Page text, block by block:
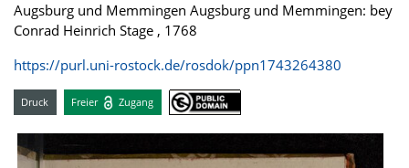
Augsburg und Memmingen Augsburg und Memmingen: bey
Conrad Heinrich Stage , 1768
https://purl.uni-rostock.de/rosdok/ppn1743264380
Druck Freier Zugang